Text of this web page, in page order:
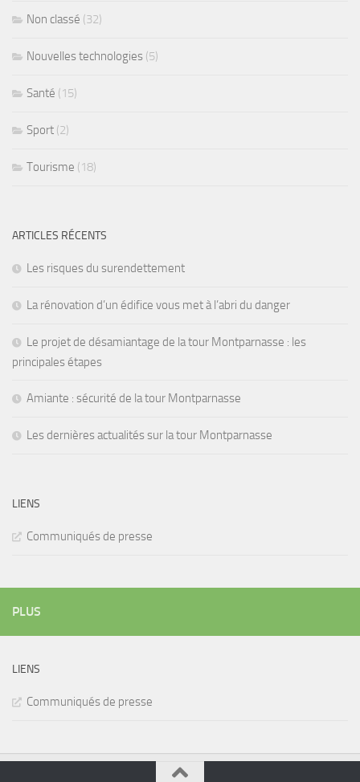
Non classé (32)
Nouvelles technologies (5)
Santé (15)
Sport (2)
Tourisme (18)
ARTICLES RÉCENTS
Les risques du surendettement
La rénovation d’un édifice vous met à l’abri du danger
Le projet de désamiantage de la tour Montparnasse : les
principales étapes
Amiante : sécurité de la tour Montparnasse
Les dernières actualités sur la tour Montparnasse
LIENS
Communiqués de presse
PLUS
LIENS
Communiqués de presse